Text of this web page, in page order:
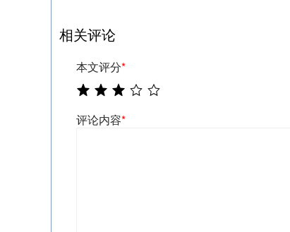
相关评论
本文评分*
评论内容*